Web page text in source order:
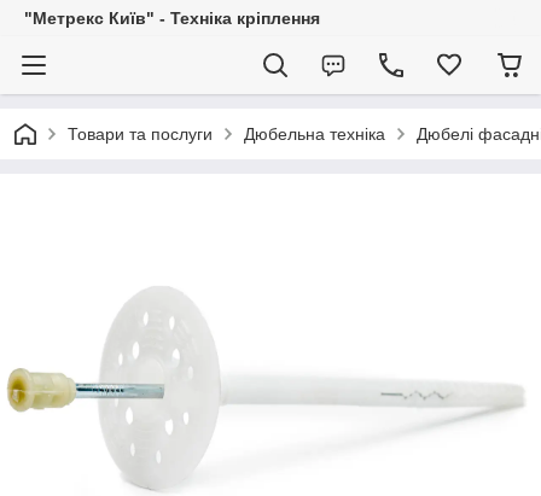
"Метрекс Київ" - Техніка кріплення
Товари та послуги Дюбельна техніка Дюбелі